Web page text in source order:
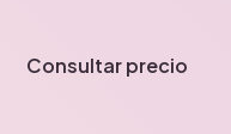
Consultar precio